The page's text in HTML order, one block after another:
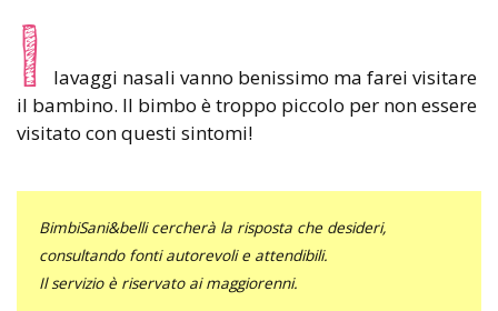
I
lavaggi nasali vanno benissimo ma farei visitare
il bambino. Il bimbo è troppo piccolo per non essere
visitato con questi sintomi!
BimbiSani&belli cercherà la risposta che desideri,
consultando fonti autorevoli e attendibili.
Il servizio è riservato ai maggiorenni.